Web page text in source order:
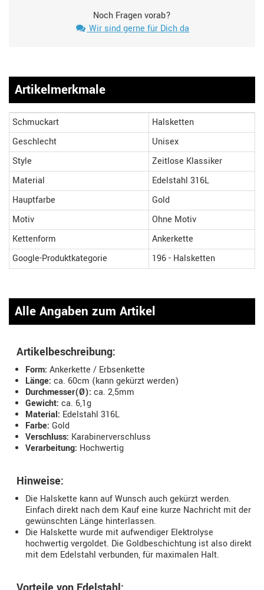
Noch Fragen vorab?
Wir sind gerne für Dich da
Artikelmerkmale
Schmuckart
Halsketten
Geschlecht
Unisex
Style
Zeitlose Klassiker
Material
Edelstahl 316L
Hauptfarbe
Gold
Motiv
Ohne Motiv
Kettenform
Ankerkette
Google-Produktkategorie
196 - Halsketten
Alle Angaben zum Artikel
Artikelbeschreibung:
Form: Ankerkette / Erbsenkette
Länge: ca. 60cm (kann gekürzt werden)
Durchmesser(Ø): ca. 2,5mm
Gewicht: ca. 6,1g
Material: Edelstahl 316L
Farbe: Gold
Verschluss: Karabinerverschluss
Verarbeitung: Hochwertig
Hinweise:
Die Halskette kann auf Wunsch auch gekürzt werden.
Einfach direkt nach dem Kauf eine kurze Nachricht mit der
gewünschten Länge hinterlassen.
Die Halskette wurde mit aufwendiger Elektrolyse
hochwertig vergoldet. Die Goldbeschichtung ist also direkt
mit dem Edelstahl verbunden, für maximalen Halt.